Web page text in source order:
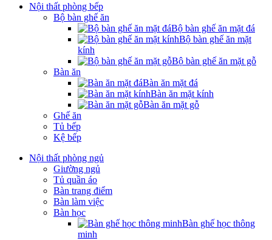
Nội thất phòng bếp
Bộ bàn ghế ăn
Bộ bàn ghế ăn mặt đá
Bộ bàn ghế ăn mặt
kính
Bộ bàn ghế ăn mặt gỗ
Bàn ăn
Bàn ăn mặt đá
Bàn ăn mặt kính
Bàn ăn mặt gỗ
Ghế ăn
Tủ bếp
Kệ bếp
Nội thất phòng ngủ
Giường ngủ
Tủ quần áo
Bàn trang điểm
Bàn làm việc
Bàn học
Bàn ghế học thông
minh